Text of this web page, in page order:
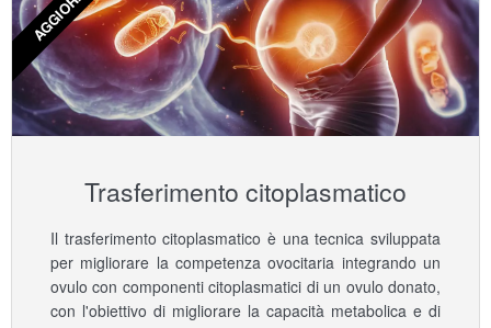
Trasferimento citoplasmatico
Il trasferimento citoplasmatico è una tecnica sviluppata
per migliorare la competenza ovocitaria integrando un
ovulo con componenti citoplasmatici di un ovulo donato,
con l'obiettivo di migliorare la capacità metabolica e di